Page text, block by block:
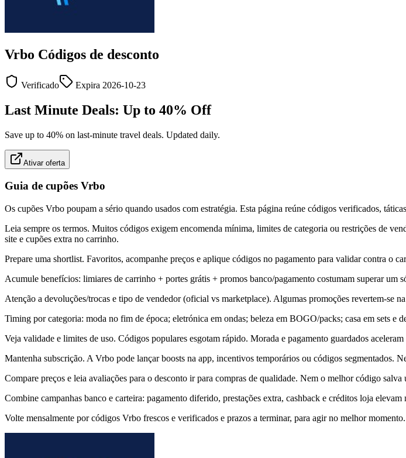
Vrbo Códigos de desconto
Verificado Expira 2026-10-23
Last Minute Deals: Up to 40% Off
Save up to 40% on last-minute travel deals. Updated daily.
Ativar oferta
Guia de cupões Vrbo
Os cupões Vrbo poupam a sério quando usados com estratégia. Esta página reúne códigos verificados,
Leia sempre os termos. Muitos códigos exigem encomenda mínima, limites de categoria ou restrições de
site e cupões extra no carrinho.
Prepare uma shortlist. Favoritos, acompanhe preços e aplique códigos no pagamento para validar contra o
Acumule benefícios: limiares de carrinho + portes grátis + promos banco/pagamento costumam superar
Atenção a devoluções/trocas e tipo de vendedor (oficial vs marketplace). Algumas promoções revertem-se
Timing por categoria: moda no fim de época; eletrónica em ondas; beleza em BOGO/packs; casa em sets e
Veja validade e limites de uso. Códigos populares esgotam rápido. Morada e pagamento guardados
Mantenha subscrição. A Vrbo pode lançar boosts na app, incentivos temporários ou códigos segmentados.
Compare preços e leia avaliações para o desconto ir para compras de qualidade. Nem o melhor código
Combine campanhas banco e carteira: pagamento diferido, prestações extra, cashback e créditos loja
Volte mensalmente por códigos Vrbo frescos e verificados e prazos a terminar, para agir no melhor momento.